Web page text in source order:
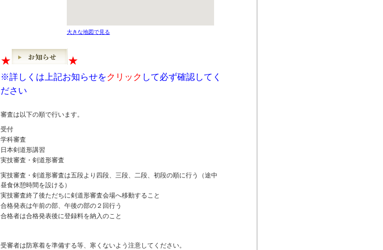
大きな地図で見る
★ ★
※詳しくは上記お知らせを クリック して必ず確認してく
ださい
審査は以下の順で行います。
受付
学科審査
日本剣道形講習
実技審査・ 剣道形審査
実技審査・剣道形審査は五段より四段、三段、二段、初段の順に行う（途中
昼食休憩時間を設ける）
実技審査終了後ただちに剣道形審査会場へ移動すること
合格発表は午前の部、午後の部の２回行う
合格者は合格発表後に登録料を納入のこと
受審者は防寒着を準備する等、寒くないよう注意してください。